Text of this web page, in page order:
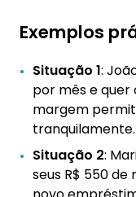
Exemplos
Situação 1:
por mês e quer
margem
tranquilamente.
Situação 2:
seus R$ 550 de